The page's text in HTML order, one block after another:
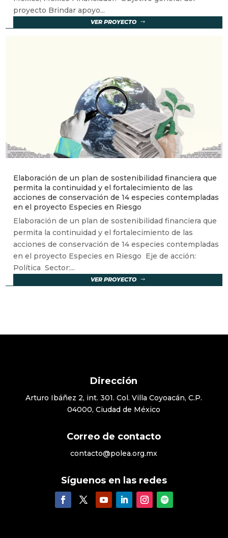
proyecto Brindar apoyo...
VER PROYECTO
Elaboración de un plan de sostenibilidad financiera que
permita la continuidad y el fortalecimiento de las
acciones de conservación de 14 especies contempladas
en el proyecto Especies en Riesgo
Elaboración de un plan de sostenibilidad financiera que
permita la continuidad y el fortalecimiento de las
acciones de conservación de 14 especies contempladas
en el proyecto Especies en Riesgo Eje de acción:
Política Sector:...
VER PROYECTO
Dirección
Arturo Ibáñez 2, int. 301. Col. Villa Coyoacán, C.P.
04000, Ciudad de México
Correo de contacto
contacto@polea.org.mx
Síguenos en las redes